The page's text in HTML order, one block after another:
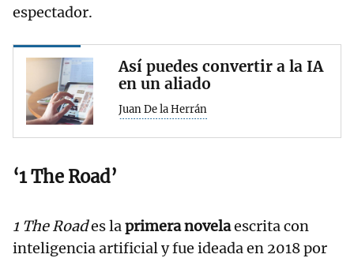
espectador.
Así puedes convertir a la IA
en un aliado
Juan De la Herrán
‘1 The Road’
1 The Roades laprimera novelaescrita con
inteligencia artificial y fue ideada en 2018 por